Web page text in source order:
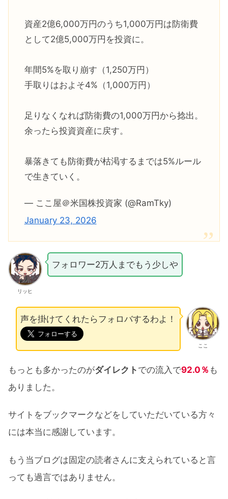
資産2億6,000万円のうち1,000万円は防衛費
として2億5,000万円を投資に。
年間5%を取り崩す（1,250万円）
手取りはおよそ4%（1,000万円）
足りなくなれば防衛費の1,000万円から捻出。
余ったら投資資産に戻す。
暴落きても防衛費が枯渇するまでは5%ルール
で生きていく。
— ここ屋＠米国株投資家 (@RamTky)
January 23, 2026
リッヒ
フォロワー2万人までもう少しや
ここ
声を掛けてくれたらフォロバするわよ！
もっとも多かったのがダイレクト での流入で92.0％ も
ありました。
サイトをブックマークなどをしていただいている方々
には本当に感謝しています。
もう当ブログは固定の読者さんに支えられていると言
っても過言ではありません。